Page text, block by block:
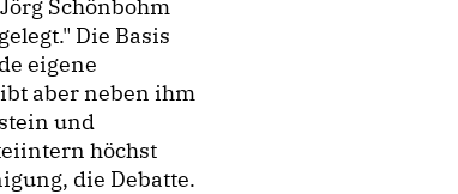
Schönbohm
Die Basis
eigene
aber neben ihm
und
höchst
die Debatte.